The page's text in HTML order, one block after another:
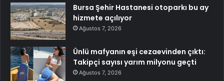
Bursa Şehir Hastanesi otoparkı bu ay
hizmete açılıyor
Ağustos 7, 2026
Ünlü mafyanın eşi cezaevinden çıktı:
Takipçi sayısı yarım milyonu geçti
Ağustos 7, 2026